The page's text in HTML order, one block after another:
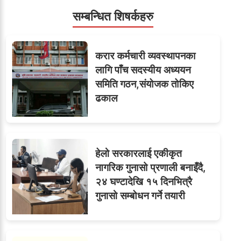
ओएनएमका नाममा अत्याचार :
सब–इन्जिनियरहरुको गम्भीर
ध्यानाकर्षण
७ सहसचिवमा प्रथम भएका
विजयकुमार शर्माको लोकसेवा
टिप्स
८जुनियरलाई दोहोरो जिम्मेवारी,
मन्त्रालयभित्र असन्तुष्टि
सम्बन्धित शिषर्कहरु
करार कर्मचारी व्यवस्थापनका
लागि पाँच सदस्यीय अध्ययन
समिति गठन,संयोजक तोकिए
ढकाल
हेलो सरकारलाई एकीकृत
नागरिक गुनासो प्रणाली बनाइँदै,
२४ घण्टादेखि १५ दिनभित्रै
गुनासो सम्बोधन गर्ने तयारी